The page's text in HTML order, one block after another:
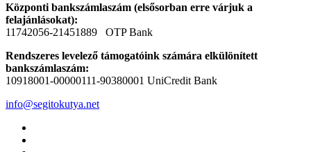
Központi bankszámlaszám (elsősorban erre várjuk a
felajánlásokat):
11742056-21451889 OTP Bank
Rendszeres levelező támogatóink számára elkülönített
bankszámlaszám:
10918001-00000111-90380001 UniCredit Bank
info@segitokutya.net